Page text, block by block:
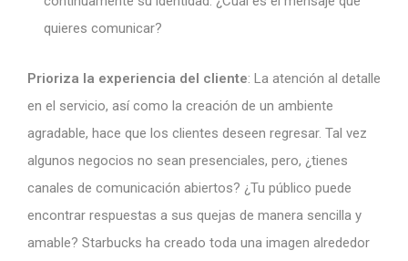
quieres comunicar?
Prioriza la experiencia del cliente: La atención al detalle
en el servicio, así como la creación de un ambiente
agradable, hace que los clientes deseen regresar. Tal vez
algunos negocios no sean presenciales, pero, ¿tienes
canales de comunicación abiertos? ¿Tu público puede
encontrar respuestas a sus quejas de manera sencilla y
amable? Starbucks ha creado toda una imagen alrededor